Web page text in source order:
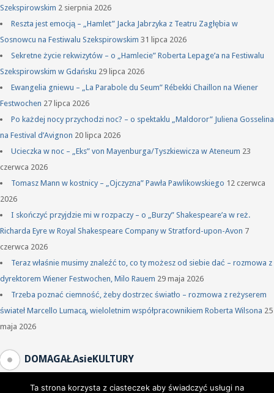
Szekspirowskim 2 sierpnia 2026
Reszta jest emocją – „Hamlet” Jacka Jabrzyka z Teatru Zagłębia w
Sosnowcu na Festiwalu Szekspirowskim 31 lipca 2026
Sekretne życie rekwizytów – o „Hamlecie” Roberta Lepage’a na Festiwalu
Szekspirowskim w Gdańsku 29 lipca 2026
Ewangelia gniewu – „La Parabole du Seum” Rébekki Chaillon na Wiener
Festwochen 27 lipca 2026
Po każdej nocy przychodzi noc? – o spektaklu „Maldoror” Juliena Gosselina
na Festival d’Avignon 20 lipca 2026
Ucieczka w noc – „Eks” von Mayenburga/Tyszkiewicza w Ateneum 23
czerwca 2026
Tomasz Mann w kostnicy – „Ojczyzna” Pawła Pawlikowskiego 12 czerwca
2026
I skończyć przyjdzie mi w rozpaczy – o „Burzy” Shakespeare’a w reż.
Richarda Eyre w Royal Shakespeare Company w Stratford-upon-Avon 7
czerwca 2026
Teraz właśnie musimy znaleźć to, co ty możesz od siebie dać – rozmowa z
dyrektorem Wiener Festwochen, Milo Rauem 29 maja 2026
Trzeba poznać ciemność, żeby dostrzec światło – rozmowa z reżyserem
świateł Marcello Lumacą, wieloletnim współpracownikiem Roberta Wilsona 25
maja 2026
DOMAGAŁAsieKULTURY
Ta strona korzysta z ciasteczek aby świadczyć usługi na